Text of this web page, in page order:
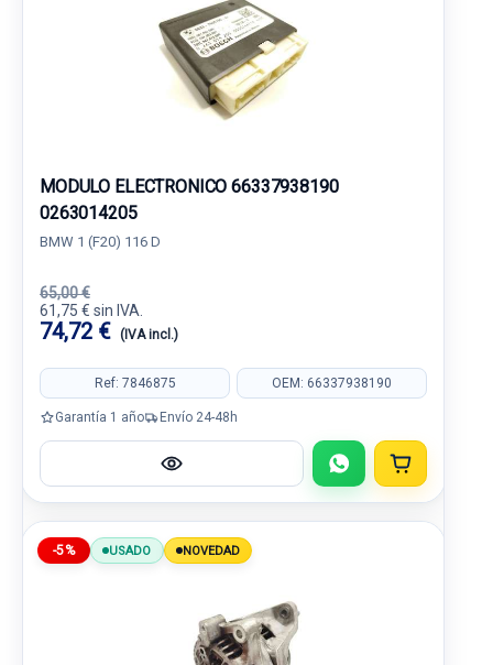
MODULO ELECTRONICO 66337938190
0263014205
BMW 1 (F20) 116 D
65,00 €
61,75 € sin IVA.
74,72 € (IVA incl.)
Ref: 7846875 OEM: 66337938190
Garantía 1 año Envío 24-48h
-5% USADO NOVEDAD